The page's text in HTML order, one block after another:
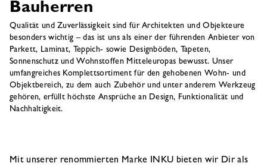
Bauherren
Qualität und Zuverlässigkeit sind für Architekten und Objekteure
besonders wichtig – das ist uns als einer der führenden Anbieter von
Parkett, Laminat, Teppich- sowie Designböden, Tapeten,
Sonnenschutz und Wohnstoffen Mitteleuropas bewusst. Unser
umfangreiches Komplettsortiment für den gehobenen Wohn- und
Objektbereich, zu dem auch Zubehör und unter anderem Werkzeug
gehören, erfüllt höchste Ansprüche an Design, Funktionalität und
Nachhaltigkeit.
Mit unserer renommierten Marke INKU bieten wir Dir als